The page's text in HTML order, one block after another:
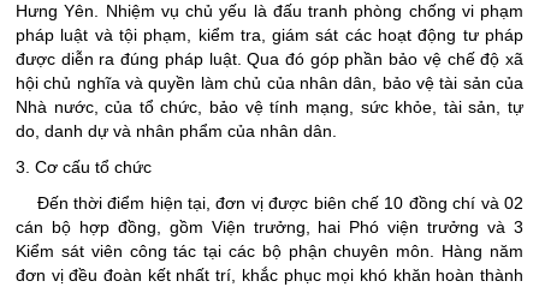
Hưng Yên. Nhiệm vụ chủ yếu là đấu tranh phòng chống vi phạm
pháp luật và tội phạm, kiểm tra, giám sát các hoạt động tư pháp
được diễn ra đúng pháp luật. Qua đó góp phần bảo vệ chế độ xã
hội chủ nghĩa và quyền làm chủ của nhân dân, bảo vệ tài sản của
Nhà nước, của tổ chức, bảo vệ tính mạng, sức khỏe, tài sản, tự
do, danh dự và nhân phẩm của nhân dân.
3. Cơ cấu tổ chức
Đến thời điểm hiện tại, đơn vị được biên chế 10 đồng chí và 02
cán bộ hợp đồng, gồm Viện trưởng, hai Phó viện trưởng và 3
Kiểm sát viên công tác tại các bộ phận chuyên môn. Hàng năm
đơn vị đều đoàn kết nhất trí, khắc phục mọi khó khăn hoàn thành